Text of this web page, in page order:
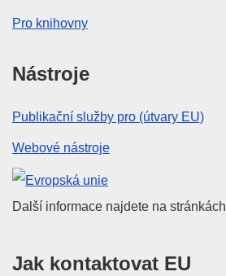
Pro knihovny
Nástroje
Publikační služby pro (útvary EU)
Webové nástroje
Evropská unie
Další informace najdete na stránkách
Jak kontaktovat EU